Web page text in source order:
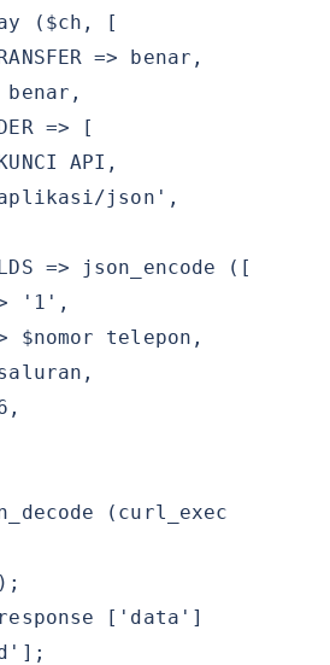
($ch, [
=> benar,
benar,
=> [
API,
json',
=> json_encode ([
'1',
$nomor telepon,
(curl_exec
['data']